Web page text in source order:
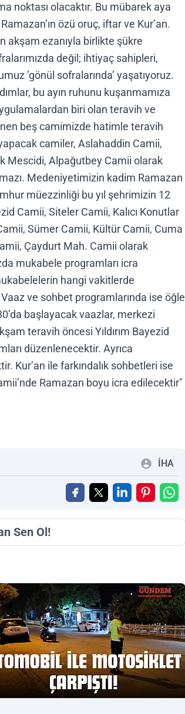
noktası olacaktır. Bu mübarek aya
özü oruç, iftar ve Kur’an.
akşam ezanıyla birlikte şükre
değil; ihtiyaç sahipleri,
’gönül sofralarında’ yaşatıyoruz.
bu ayın ruhunu kuşanmamıza
biri olan teravih ve
beş camimizde hatimle teravih
camiler, Aslahaddin Camii,
Mescidi, Alpağutbey Camii olarak
Medeniyetimizin kadim Ramazan
müezzinliği bu yıl şehrimizin 12
Camii, Siteler Camii, Kalıcı Konutlar
Sümer Camii, Kültür Camii, Cuma
Çaydurt Mah. Camii olarak
mukabele programları icra
hangi vakitlerde
ve sohbet programlarında ise öğle
başlayacak vaazlar, merkezi
teravih öncesi Yıldırım Bayezid
düzenlenecektir. Ayrıca
Kur’an ile farkındalık sohbetleri ise
Ramazan boyu icra edilecektir"
İHA
Sen Ol!